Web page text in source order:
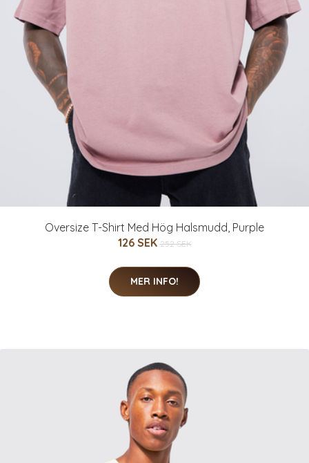
Oversize T-Shirt Med Hög Halsmudd, Purple
126 SEK 252 SEK
MER INFO!